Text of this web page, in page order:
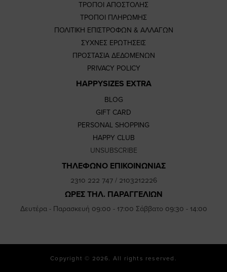
ΤΡΟΠΟΙ ΑΠΟΣΤΟΛΗΣ
ΤΡΟΠΟΙ ΠΛΗΡΩΜΗΣ
ΠΟΛΙΤΙΚΗ ΕΠΙΣΤΡΟΦΩΝ & ΑΛΛΑΓΩΝ
ΣΥΧΝΕΣ ΕΡΩΤΗΣΕΙΣ
ΠΡΟΣΤΑΣΙΑ ΔΕΔΟΜΕΝΩΝ
PRIVACY POLICY
HAPPYSIZES EXTRA
BLOG
GIFT CARD
PERSONAL SHOPPING
HAPPY CLUB
UNSUBSCRIBE
ΤΗΛΕΦΩΝΟ ΕΠΙΚΟΙΝΩΝΙΑΣ
2310 222 747/ 2103212226
ΩΡΕΣ ΤΗΛ. ΠΑΡΑΓΓΕΛΙΩΝ
Δευτέρα - Παρασκευή 09:00 - 17:00 Σάββατο 09:30 - 14:00
Copyright © 2026. All rights reserved.